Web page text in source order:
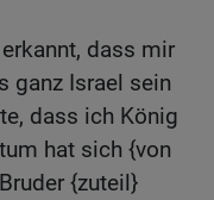
dass mir
ganz Israel sein
dass ich König
hat sich {von
{zuteil}